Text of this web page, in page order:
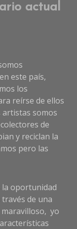
actual
este país,
los
reírse de ellos
artistas somos
de
y reciclan la
pero las
la oportunidad
de una
yo